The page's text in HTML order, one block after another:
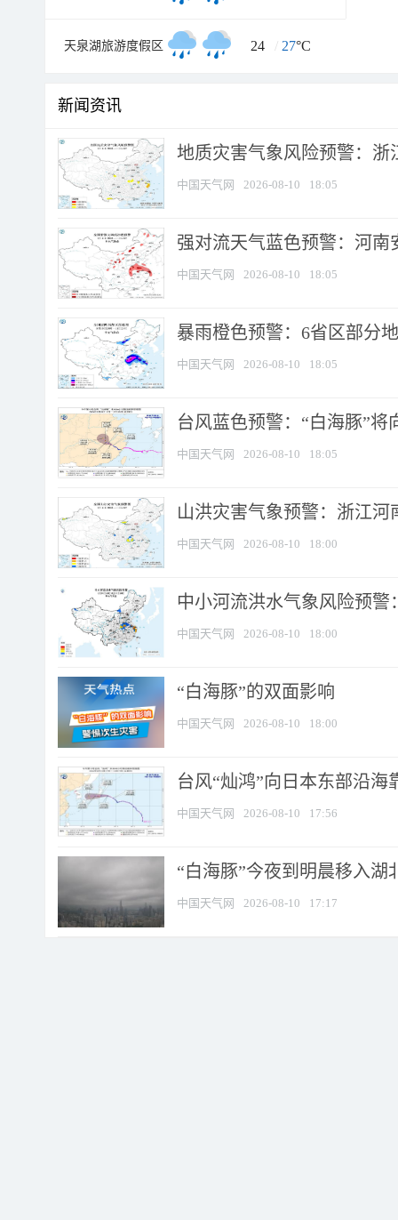
天泉湖旅游度假区 24 / 27°C
新闻资讯
地质灾害气象风险预警：浙
中国天气网 2026-08-10 18:05
强对流天气蓝色预警：河南
中国天气网 2026-08-10 18:05
暴雨橙色预警：6省区部分
中国天气网 2026-08-10 18:05
台风蓝色预警：“白海豚”
中国天气网 2026-08-10 18:05
山洪灾害气象预警：浙江
中国天气网 2026-08-10 18:00
中小河流洪水气象风险预
中国天气网 2026-08-10 18:00
​“白海豚”的双面影响
中国天气网 2026-08-10 18:00
台风“灿鸿”向日本东部沿海
中国天气网 2026-08-10 17:56
“白海豚”今夜到明晨移入湖
中国天气网 2026-08-10 17:17